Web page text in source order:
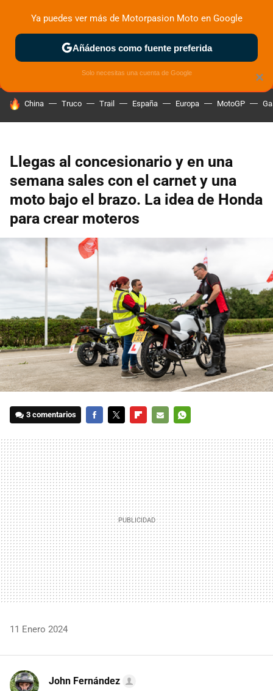
MENÚ NUEVO
ZONA DE PRUEBAS DEPORTIVAS MOTOS ELÉCTRICAS
HOY SE HABLA DE
China Truco Trail España Europa MotoGP
Llegas al concesionario y en una
semana sales con el carnet y una
moto bajo el brazo. La idea de Honda
para crear moteros
3 comentarios
MAIL
11 Enero 2024
John Fernández
×
Ya puedes ver más de Motorpasion Moto en Google
Añádenos como fuente preferida
Solo necesitas una cuenta de Google